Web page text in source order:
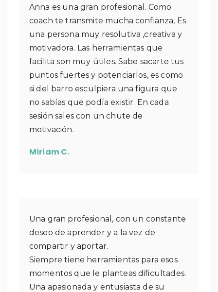
Anna es una gran profesional. Como
coach te transmite mucha confianza, Es
una persona muy resolutiva ,creativa y
motivadora. Las herramientas que
facilita son muy útiles. Sabe sacarte tus
puntos fuertes y potenciarlos, es como
si del barro esculpiera una figura que
no sabías que podía existir. En cada
sesión sales con un chute de
motivación.
Miriam C.
Una gran profesional, con un constante
deseo de aprender y a la vez de
compartir y aportar.
Siempre tiene herramientas para esos
momentos que le planteas dificultades.
Una apasionada y entusiasta de su